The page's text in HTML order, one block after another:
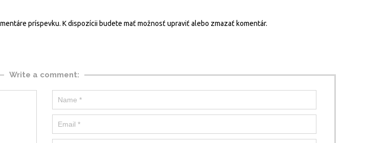
príspevku. K dispozícii budete mať možnosť upraviť alebo zmazať komentár.
Write a comment: